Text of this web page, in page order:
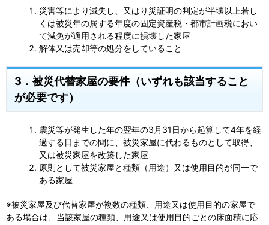
災害等により滅失し、又はり災証明の判定が半壊以上若し
くは被災年の属する年度の固定資産税・都市計画税におい
て減免が適用される程度に損壊した家屋
解体又は売却等の処分をしていること
3．被災代替家屋の要件（いずれも該当すること
が必要です）
震災等が発生した年の翌年の3月31日から起算して4年を経
過する日までの間に、被災家屋に代わるものとして取得、
又は被災家屋を改築した家屋
原則として被災家屋と種類（用途）又は使用目的が同一で
ある家屋
※被災家屋及び代替家屋が複数の種類、用途又は使用目的の家屋で
ある場合は、当該家屋の種類、用途又は使用目的ごとの床面積に応